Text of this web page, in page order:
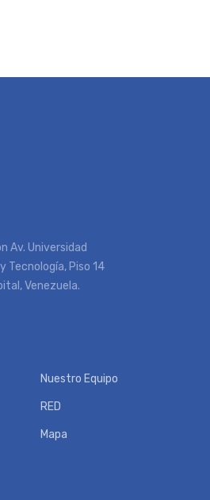
Av. Universidad
Tecnología, Piso 14
Venezuela.
Nuestro Equipo
RED
Mapa